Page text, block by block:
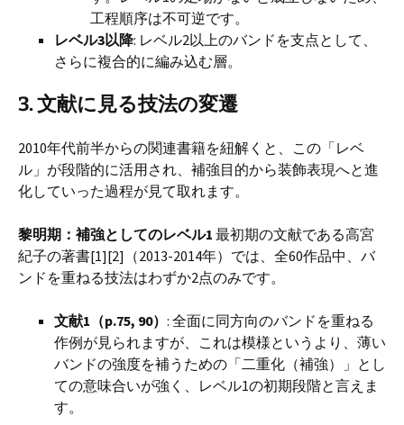
工程順序は不可逆です。
レベル3以降: レベル2以上のバンドを支点として、
さらに複合的に編み込む層。
3. 文献に見る技法の変遷
2010年代前半からの関連書籍を紐解くと、この「レベ
ル」が段階的に活用され、補強目的から装飾表現へと進
化していった過程が見て取れます。
黎明期：補強としてのレベル1 最初期の文献である高宮
紀子の著書[1][2]（2013-2014年）では、全60作品中、バ
ンドを重ねる技法はわずか2点のみです。
文献1（p.75, 90） : 全面に同方向のバンドを重ねる
作例が見られますが、これは模様というより、薄い
バンドの強度を補うための「二重化（補強）」とし
ての意味合いが強く、レベル1の初期段階と言えま
す。